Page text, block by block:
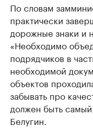
По словам
практически
дорожные знаки и
«Необходимо
подрядчиков в
необходимой
объектов
забывать про
должен быть
Белугин.